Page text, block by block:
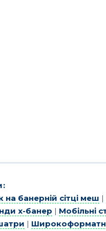
на банерній сітці меш |
х-банер | Мобільні
|